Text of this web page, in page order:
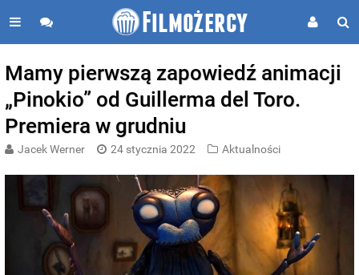
Mamy pierwszą zapowiedź animacji
„Pinokio” od Guillerma del Toro.
Premiera w grudniu
Jacek Werner 24 stycznia 2022 Aktualności